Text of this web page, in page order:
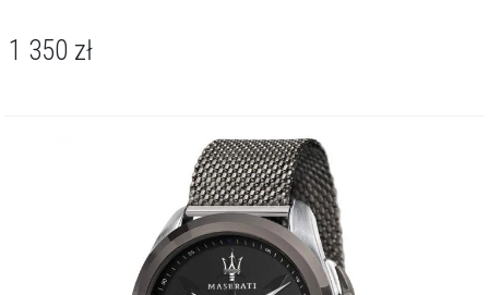
1 350 zł